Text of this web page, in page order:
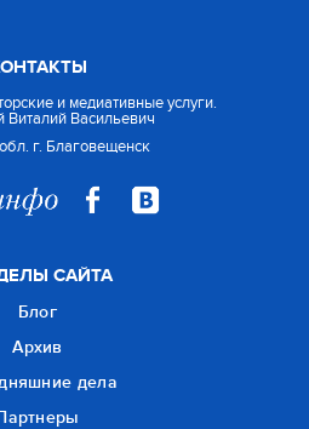
и медиативные услуги.
Виталий Васильевич
г. Благовещенск
САЙТА
Блог
Архив
дела